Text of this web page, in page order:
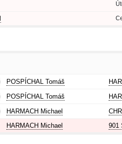
POSPÍCHAL Tomáš
POSPÍCHAL Tomáš
HARMACH Michael
HARMACH Michael 901